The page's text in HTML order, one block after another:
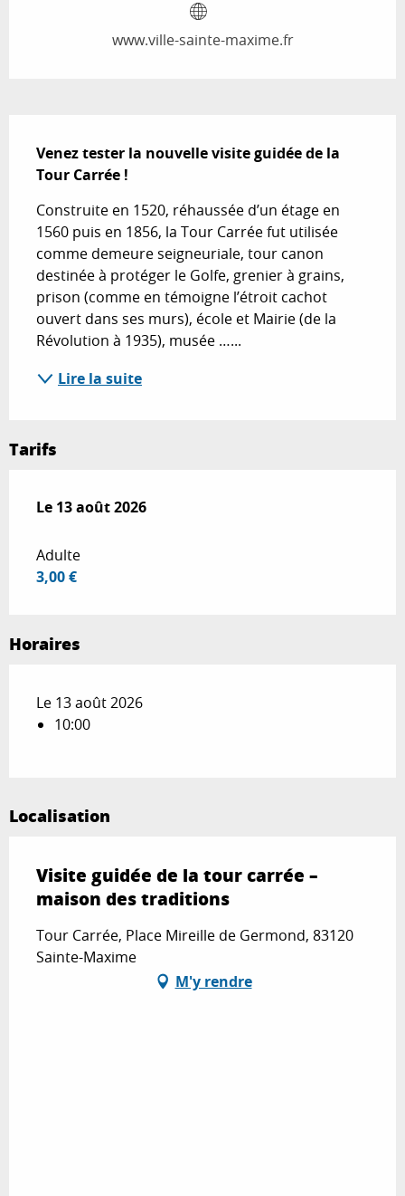
www.ville-sainte-maxime.fr
Venez tester la nouvelle visite guidée de la
Tour Carrée !
Construite en 1520, réhaussée d’un étage en
1560 puis en 1856, la Tour Carrée fut utilisée
comme demeure seigneuriale, tour canon
destinée à protéger le Golfe, grenier à grains,
prison (comme en témoigne l’étroit cachot
ouvert dans ses murs), école et Mairie (de la
Révolution à 1935), musée …...
Lire la suite
Tarifs
Le 13 août 2026
Le 13 août 2026
Adulte
3,00 €
Horaires
Le 13 août 2026
10:00
Localisation
Visite guidée de la tour carrée –
maison des traditions
Tour Carrée, Place Mireille de Germond, 83120
Sainte-Maxime
M'y rendre